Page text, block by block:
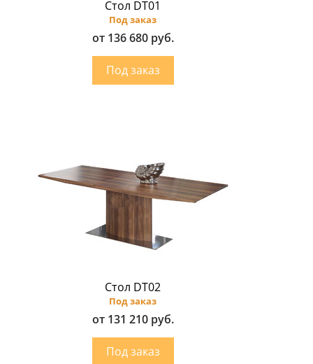
Стол DT01
Под заказ
от 136 680 руб.
Стол DT02
Под заказ
от 131 210 руб.